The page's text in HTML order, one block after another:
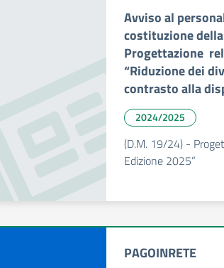
Avviso al
costituzione
Progettazione
“Riduzione dei
contrasto alla
2024/2025
(D.M. 19/24) -
Edizione 2025”
PAGOINRETE